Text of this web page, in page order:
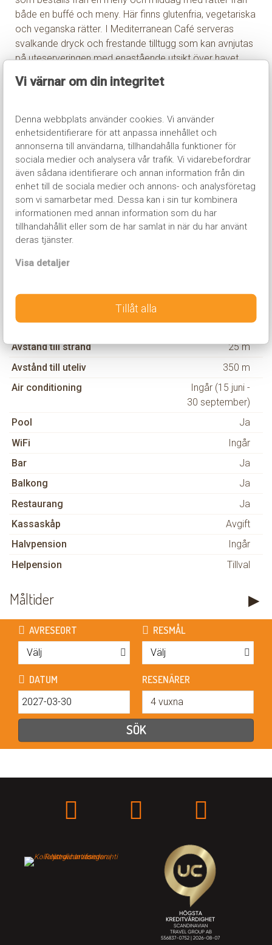
Vi värnar om din integritet
Denna webbplats använder cookies. Vi använder
enhetsidentifierare för att anpassa innehållet och
annonserna till användarna, tillhandahålla funktioner för
sociala medier och analysera vår trafik. Vi vidarebefordrar
även sådana identifierare och annan information från din
enhet till de sociala medier och annons- och analysföretag
som vi samarbetar med. Dessa kan i sin tur kombinera
informationen med annan information som du har
tillhandahållit eller som de har samlat in när du har använt
deras tjänster.
Visa detaljer
Tillåt alla
både en buffé och meny. Här finns glutenfria, vegetariska
och veganska rätter. I Mediterranean Café serveras
svalkande dryck och frestande tilltugg som kan avnjutas
på uteserveringen med enastående utsikt över havet.
Vill du hålla dig aktiv under din semester finns det
hotellet. På hotellet finns även ett mindre gym som står
till gästernas förfogande helt utan extra kostnad.
Rummen på Mediterranean är exklusiva och modernt
inredda i ljusa färger. Rummen är avsedda för 2-3
personer med möjlighet till en dubbelsäng eller 2-3
separata sängar. Samtliga rum har en stor balkong med
tillhörande sittgrupp med utsikt mot omgivningarna. På
rummen finns även dusch, wc, hårtork, badrock och
tofflor. Övriga bekvämligheter är TV med satellitkanaler,
gratis AC, kostnadsfritt wifi, safetybox, minibar,
Hotellinformation
Avstånd till strand
25 m
Avstånd till uteliv
350 m
Air conditioning
Ingår (15 juni -
30 september)
Pool
Ja
WiFi
Ingår
Bar
Ja
Balkong
Ja
Restaurang
Ja
Kassaskåp
Avgift
Halvpension
Ingår
Helpension
Tillval
Måltider